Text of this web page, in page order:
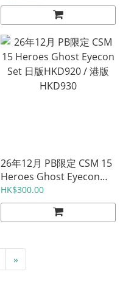
26年12月 PB限定 CSM 15
Heroes Ghost Eyecon
Set 日版HKD920 / 港版
HKD930
HK$300.00
»